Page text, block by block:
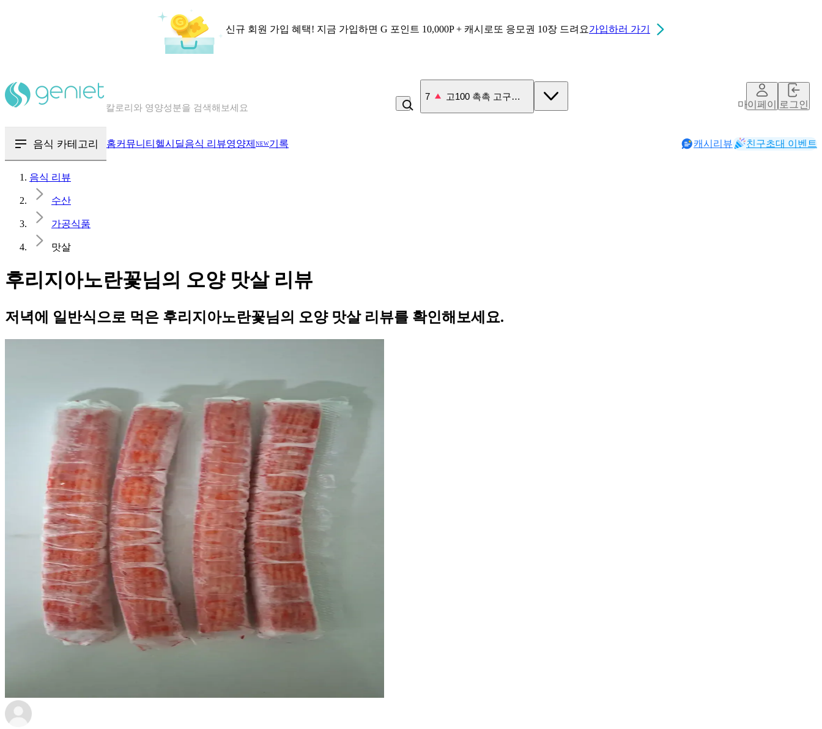
신규 회원 가입 혜택! 지금 가입하면 G 포인트 10,000P + 캐시로또 응모권 10장 드려요가입하러 가기
혈당 · 다이어트 음식 검색해보세요
7 고100 촉촉 고구마 스틱
마이페이지로그인
음식 카테고리 홈커뮤니티 헬시딜음식 리뷰영양제 NEW기록 캐시리뷰 친구초대 이벤트
음식 리뷰
수산
가공식품
맛살
후리지아노란꽃님의 오양 맛살 리뷰
저녁에 일반식으로 먹은 후리지아노란꽃님의 오양 맛살 리뷰를 확인해보세요.